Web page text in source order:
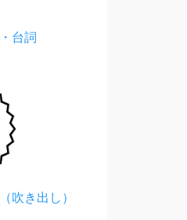
台詞
吹き出し）